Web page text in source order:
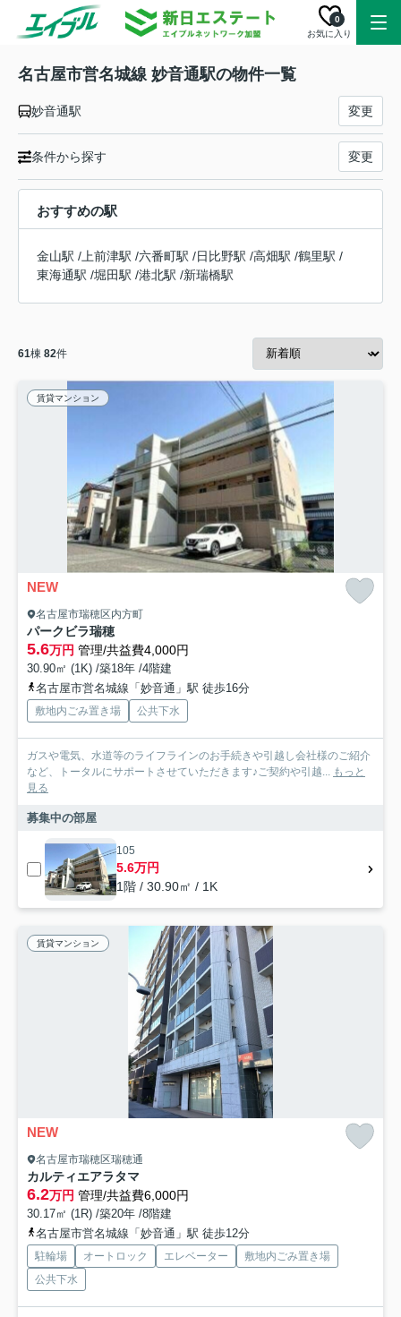
お気に入り
0
名古屋市営名城線 妙音通駅の物件一覧
妙音通駅 変更
条件から探す 変更
おすすめの駅
金山駅 / 上前津駅 /六番町駅 /日比野駅 /高畑駅 /鶴里駅 /
東海通駅 /堀田駅 /港北駅 /新瑞橋駅
61棟 82件
賃貸マンション
NEW
名古屋市瑞穂区内方町
パークビラ瑞穂
5.6万円 管理/共益費4,000円
30.90㎡ (1K) /築18年 /4階建
名古屋市営名城線「妙音通」駅 徒歩16分
敷地内ごみ置き場 公共下水
ガスや電気、水道等のライフラインのお手続きや引越し会社様のご紹介
など、トータルにサポートさせていただきます♪ご契約や引越... もっと
見る
募集中の部屋
105
5.6万円
1階 / 30.90㎡ / 1K
賃貸マンション
NEW
名古屋市瑞穂区瑞穂通
カルティエアラタマ
6.2万円 管理/共益費6,000円
30.17㎡ (1R) /築20年 /8階建
名古屋市営名城線「妙音通」駅 徒歩12分
駐輪場 オートロック エレベーター
敷地内ごみ置き場
公共下水